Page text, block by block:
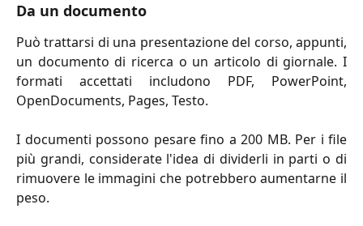
Da un documento
Può trattarsi di una presentazione del corso, appunti,
un documento di ricerca o un articolo di giornale. I
formati accettati includono PDF, PowerPoint,
OpenDocuments, Pages, Testo.
I documenti possono pesare fino a 200 MB. Per i file
più grandi, considerate l'idea di dividerli in parti o di
rimuovere le immagini che potrebbero aumentarne il
peso.